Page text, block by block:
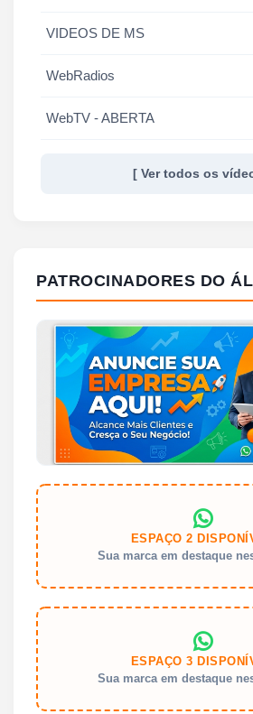
VIDEOS DE MS
WebRadios
WebTV - ABERTA
[ Ver todos os
PATROCINADORES DO
ESPAÇO 2
Sua marca em destaque
ESPAÇO 3
Sua marca em destaque